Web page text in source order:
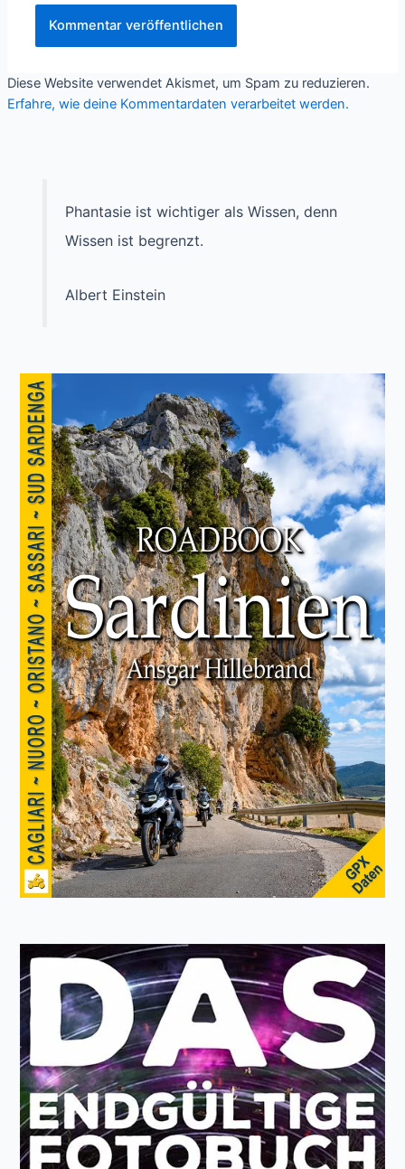
Diese Website verwendet Akismet, um Spam zu reduzieren.
Erfahre, wie deine Kommentardaten verarbeitet werden.
Phantasie ist wichtiger als Wissen, denn
Wissen ist begrenzt.
Albert Einstein